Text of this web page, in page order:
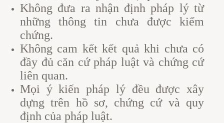
Không đưa ra nhận định pháp lý từ
những thông tin chưa được kiểm
chứng.
Không cam kết kết quả khi chưa có
đầy đủ căn cứ pháp luật và chứng cứ
liên quan.
Mọi ý kiến pháp lý đều được xây
dựng trên hồ sơ, chứng cứ và quy
định của pháp luật.